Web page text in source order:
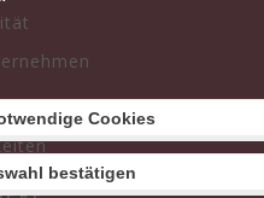
Cookies
bestätigen